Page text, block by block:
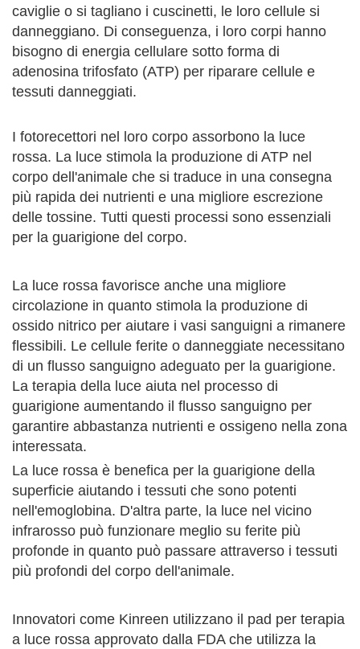
caviglie o si tagliano i cuscinetti, le loro cellule si
danneggiano. Di conseguenza, i loro corpi hanno
bisogno di energia cellulare sotto forma di
adenosina trifosfato (ATP) per riparare cellule e
tessuti danneggiati.
I fotorecettori nel loro corpo assorbono la luce
rossa. La luce stimola la produzione di ATP nel
corpo dell'animale che si traduce in una consegna
più rapida dei nutrienti e una migliore escrezione
delle tossine. Tutti questi processi sono essenziali
per la guarigione del corpo.
La luce rossa favorisce anche una migliore
circolazione in quanto stimola la produzione di
ossido nitrico per aiutare i vasi sanguigni a rimanere
flessibili. Le cellule ferite o danneggiate necessitano
di un flusso sanguigno adeguato per la guarigione.
La terapia della luce aiuta nel processo di
guarigione aumentando il flusso sanguigno per
garantire abbastanza nutrienti e ossigeno nella zona
interessata.
La luce rossa è benefica per la guarigione della
superficie aiutando i tessuti che sono potenti
nell'emoglobina. D'altra parte, la luce nel vicino
infrarosso può funzionare meglio su ferite più
profonde in quanto può passare attraverso i tessuti
più profondi del corpo dell'animale.
Innovatori come Kinreen utilizzano il pad per terapia
a luce rossa approvato dalla FDA che utilizza la